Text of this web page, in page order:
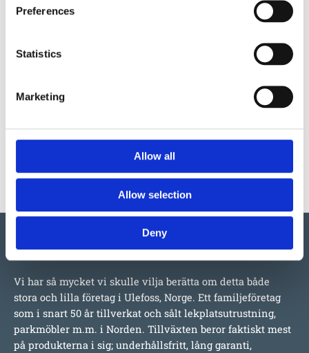
Preferences
Statistics
Marketing
Allow all
Allow selection
Deny
FOR ACTIVITY
Vi har så mycket vi skulle vilja berätta om detta både
stora och lilla företag i Ulefoss, Norge. Ett familjeföretag
som i snart 50 år tillverkat och sålt lekplatsutrustning,
parkmöbler m.m. i Norden. Tillväxten beror faktiskt mest
på produkterna i sig; underhållsfritt, lång garanti,